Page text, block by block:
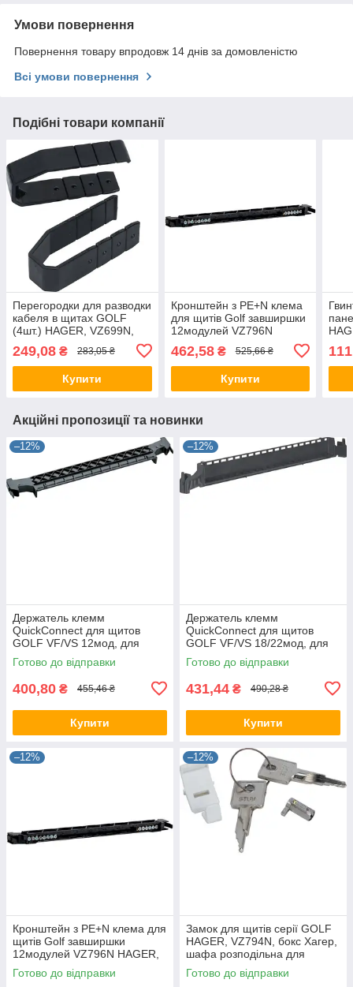
Умови повернення
Повернення товару впродовж 14 днів за домовленістю
Всі умови повернення
Подібні товари компанії
Перегородки для разводки
кабеля в щитах GOLF
(4шт.) HAGER, VZ699N,
распределительный
249,08 ₴ 283,05 ₴
Купити
Кронштейн з PE+N клема
для щитів Golf завширшки
12модулей VZ796N
HAGER, бокс Хагер, шафа
розподільна
462,58₴ 525,66 ₴
Купити
Акційні пропозиції та новинки
–12%
Держатель клемм
QuickConnect для щитов
GOLF VF/VS 12мод, для
щита Хагер, бокса, шкафа
Готово до відправки
400,80 ₴ 455,46 ₴
Купити
–12%
Держатель клемм
QuickConnect для щитов
GOLF VF/VS 18/22мод, для
щита Хагер, бокса, шкафа
Готово до відправки
431,44 ₴ 490,28 ₴
Купити
–12%
Кронштейн з PE+N клема для
щитів Golf завширшки
12модулей VZ796N HAGER,
бокс Хагер, шафа
розподільна
Готово до відправки
–12%
Замок для щитів серії GOLF
HAGER, VZ794N, бокс Хагер,
шафа розподільна для
автоматів
Готово до відправки